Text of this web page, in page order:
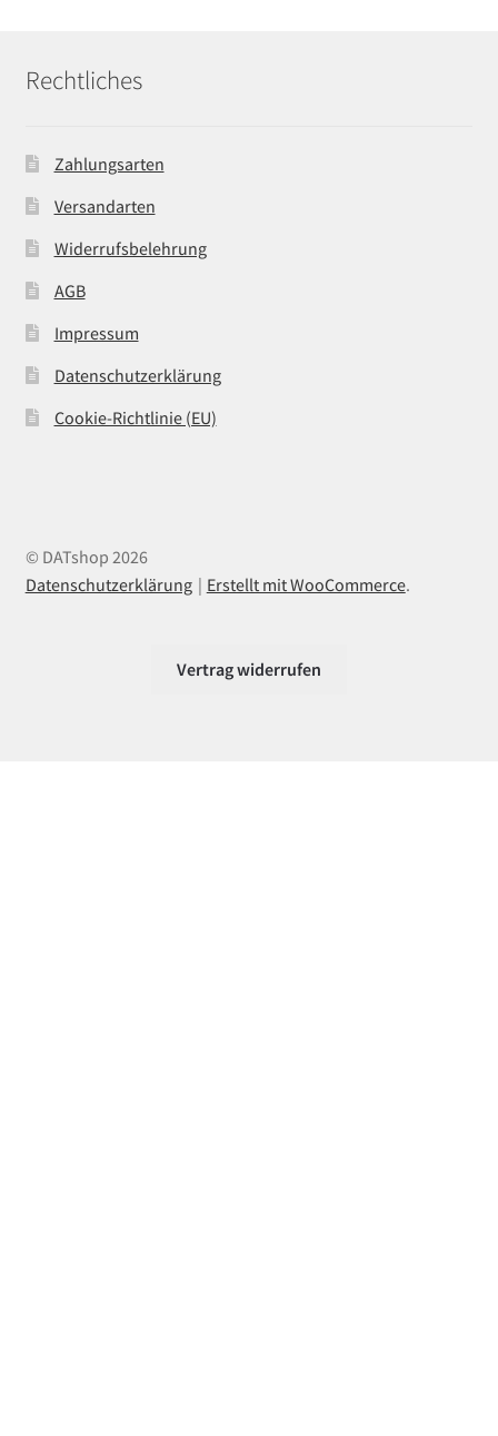
Rechtliches
Zahlungsarten
Versandarten
Widerrufsbelehrung
AGB
Impressum
Datenschutzerklärung
Cookie-Richtlinie (EU)
© DATshop 2026
Datenschutzerklärung
Erstellt mit WooCommerce.
Vertrag widerrufen